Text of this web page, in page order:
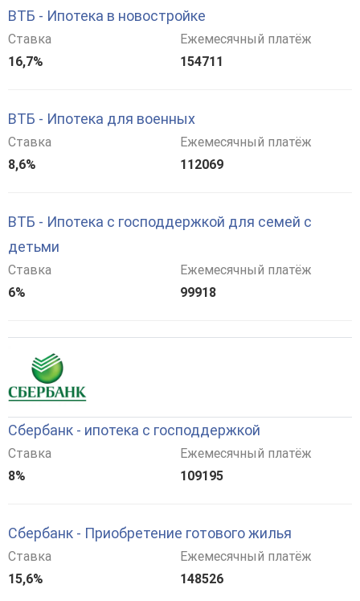
ВТБ - Ипотека в новостройке
Ставка
16,7%
Ежемесячный платёж
154711
ВТБ - Ипотека для военных
Ставка
8,6%
Ежемесячный платёж
112069
ВТБ - Ипотека с господдержкой для семей с
детьми
Ставка
6%
Ежемесячный платёж
99918
Сбербанк - ипотека с господдержкой
Ставка
8%
Ежемесячный платёж
109195
Сбербанк - Приобретение готового жилья
Ставка
15,6%
Ежемесячный платёж
148526